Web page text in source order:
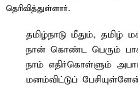
தெரிவித்துள்ளார்.
தமிழ்நாடு மீதும், தமிழ்
நான் கொண்ட பெரும்
நாம் எதிர்கொள்ளும்
மனம்விட்டுப்